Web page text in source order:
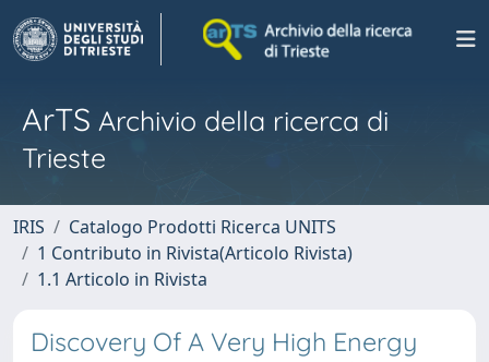
ArTS Archivio della ricerca di
Trieste
IRIS
Catalogo Prodotti Ricerca UNITS
1 Contributo in Rivista(Articolo Rivista)
1.1 Articolo in Rivista
Discovery Of A Very High Energy